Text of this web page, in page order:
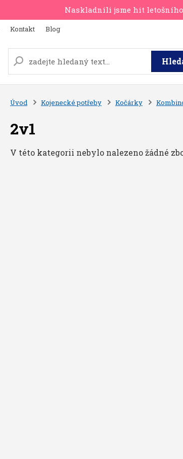
Naskladnili jsme hit letošního
Kontakt Blog
Úvod Kojenecké potřeby Kočárky
2v1
V této kategorii nebylo nalezeno žádné